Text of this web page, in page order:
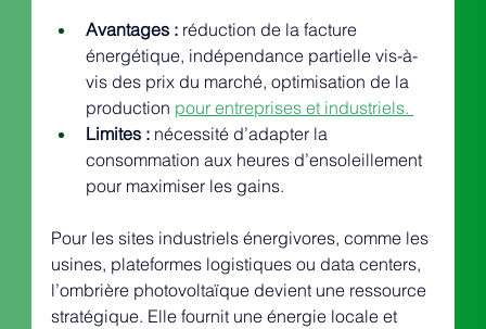
Avantages : réduction de la facture
énergétique, indépendance partielle vis-à-
vis des prix du marché, optimisation de la
production pour entreprises et industriels.
Limites : nécessité d’adapter la
consommation aux heures d’ensoleillement
pour maximiser les gains.
Pour les sites industriels énergivores, comme les
usines, plateformes logistiques ou data centers,
l’ombrière photovoltaïque devient une ressource
stratégique. Elle fournit une énergie locale et